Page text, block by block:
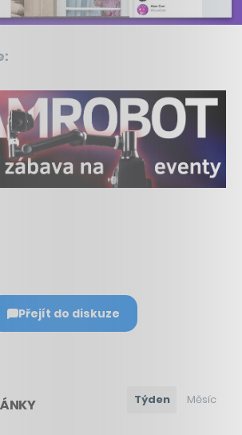
Přejít do diskuze
Týden Měsíc